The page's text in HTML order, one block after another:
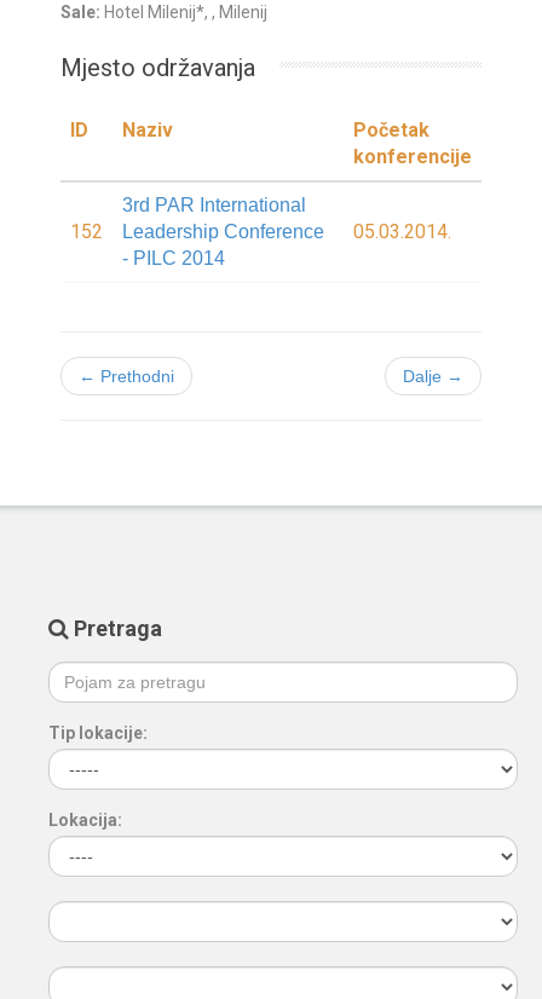
Sale: Hotel Milenij*, , Milenij
Mjesto održavanja
ID Naziv
Početak
konferencije
152
3rd PAR International
Leadership Conference
- PILC 2014
05.03.2014.
← Prethodni Dalje →
Pretraga
Tip lokacije:
Lokacija: